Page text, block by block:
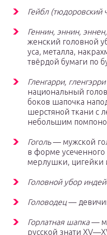
Гейбл (тюдоровский
Геннин, эннин,
женский головной
уса, металла,
твёрдой бумаги по
Гленгарри, гленгэрри
национальный
боков шапочка
шерстяной ткани с
небольшим
Гоголь— мужской
в форме усеченного
мерлушки, цигейки
Головной убор
Головодец—
Горлатная шапка—
русской знати